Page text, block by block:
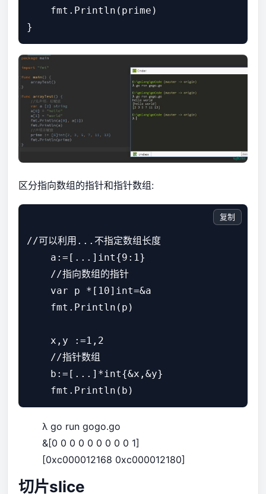
    fmt.Println(prime)
区分指向数组的指针和指针数组:
//可以利用...不指定数组长度
    a:=[...]int{9:1}
    //指向数组的指针
    var p *[10]int=&a
    fmt.Println(p)
    x,y :=1,2
    //指针数组
    b:=[...]*int{&x,&y}
复制
λ go run gogo.go
&[0 0 0 0 0 0 0 0 0 1]
[0xc000012168 0xc000012180]
切片slice